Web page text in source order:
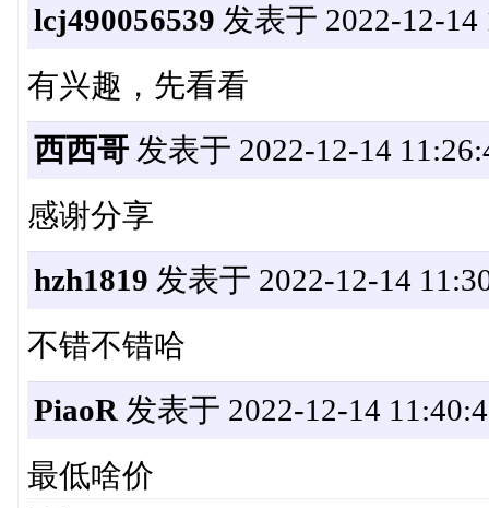
lcj490056539 发表于 2022-12-14
有兴趣，先看看
西西哥发表于 2022-12-14
感谢分享
hzh1819 发表于 2022-12-14
不错不错哈
PiaoR发表于 2022-12-14
最低啥价